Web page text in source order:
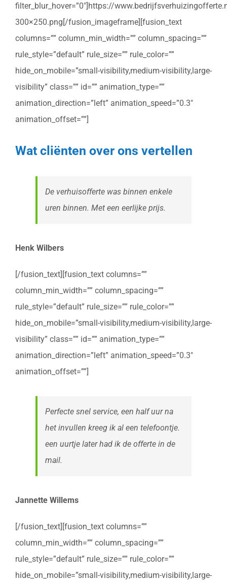
filter_blur_hover=”0″]https://
300×250.png[/fusion_imageframe][fusion_text
columns=”” column_min_width=”” column_spacing=””
rule_style=”default” rule_size=”” rule_color=””
hide_on_mobile=”small-visibility,medium-visibility,large-
visibility” class=”” id=”” animation_type=””
animation_direction=”left” animation_speed=”0.3″
animation_offset=””]
Wat cliënten over ons vertellen
De verhuisofferte was binnen enkele
uren binnen. Met een eerlijke prijs.
Henk Wilbers
[/fusion_text][fusion_text columns=””
column_min_width=”” column_spacing=””
rule_style=”default” rule_size=”” rule_color=””
hide_on_mobile=”small-visibility,medium-visibility,large-
visibility” class=”” id=”” animation_type=””
animation_direction=”left” animation_speed=”0.3″
animation_offset=””]
Perfecte snel service, een half uur na
het invullen kreeg ik al een telefoontje.
een uurtje later had ik de offerte in de
mail.
Jannette Willems
[/fusion_text][fusion_text columns=””
column_min_width=”” column_spacing=””
rule_style=”default” rule_size=”” rule_color=””
hide_on_mobile=”small-visibility,medium-visibility,large-